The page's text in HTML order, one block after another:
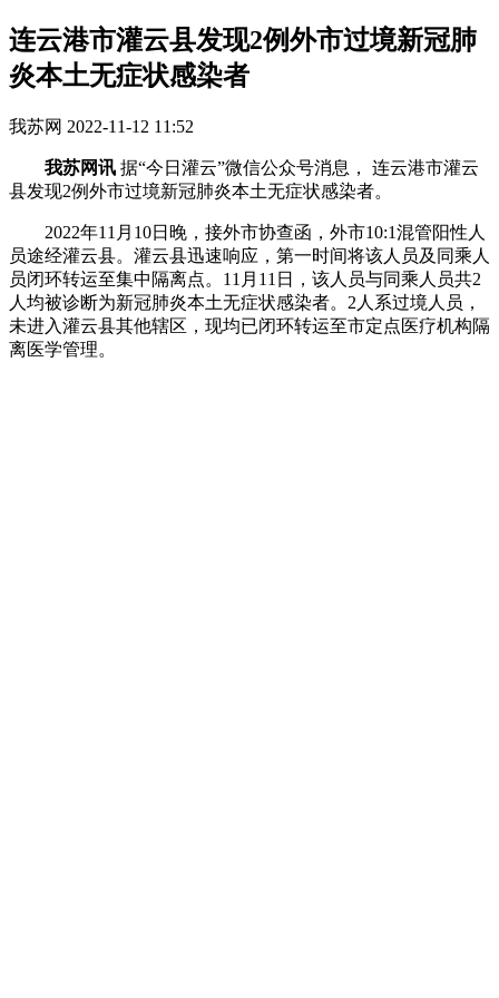
连云港市灌云县发现2例外市过境新冠肺
炎本土无症状感染者
我苏网 2022-11-12 11:52
我苏网讯 据“今日灌云”微信公众号消息， 连云港市灌云
县发现2例外市过境新冠肺炎本土无症状感染者。
2022年11月10日晚，接外市协查函，外市10:1混管阳性人
员途经灌云县。灌云县迅速响应，第一时间将该人员及同乘人
员闭环转运至集中隔离点。11月11日，该人员与同乘人员共2
人均被诊断为新冠肺炎本土无症状感染者。2人系过境人员，
未进入灌云县其他辖区，现均已闭环转运至市定点医疗机构隔
离医学管理。